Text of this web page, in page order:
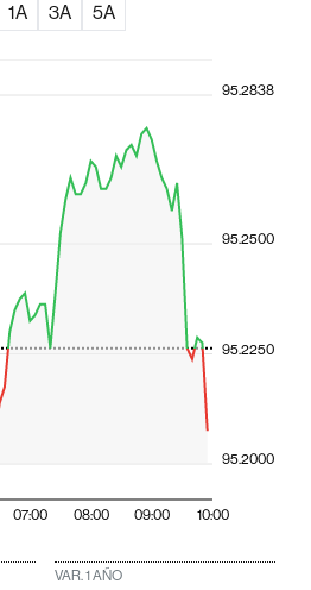
1A 3A 5A
07:00 08:00 09:00 10:00
95.2000
95.2250
95.2500
95.2838
VAR. 1 AÑO